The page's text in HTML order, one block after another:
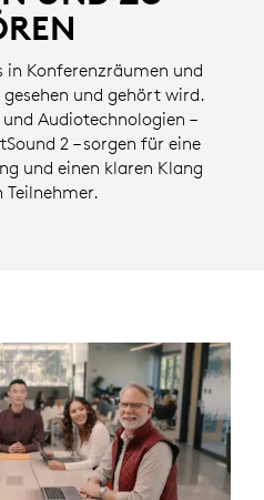
in Konferenzräumen und
und gehört wird.
Audiotechnologien –
2 – sorgen für eine
und einen klaren Klang
Teilnehmer.